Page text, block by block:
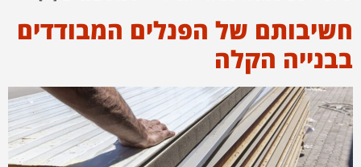
חשיבותם של הפנלים המבודדים
בבנייה הקלה